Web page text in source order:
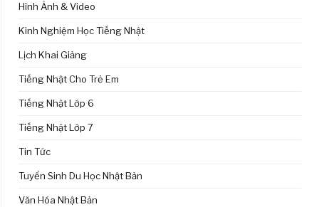
Hình Ảnh & Video
Kinh Nghiệm Học Tiếng Nhật
Lịch Khai Giảng
Tiếng Nhật Cho Trẻ Em
Tiếng Nhật Lớp 6
Tiếng Nhật Lớp 7
Tin Tức
Tuyển Sinh Du Học Nhật Bản
Văn Hóa Nhật Bản